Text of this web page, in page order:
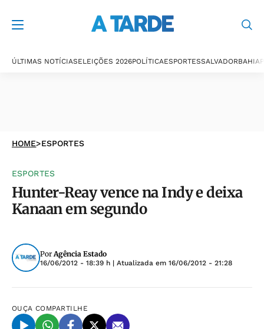
ÚLTIMAS NOTÍCIASELEIÇÕES 2026POLÍTICAESPORTESSALVADORBAHIA
HOME>ESPORTES
ESPORTES
Hunter-Reay vence na Indy e deixa
Kanaan em segundo
PorAgência Estado
16/06/2012 - 18:39 h | Atualizada em 16/06/2012 - 21:28
OUÇA COMPARTILHE